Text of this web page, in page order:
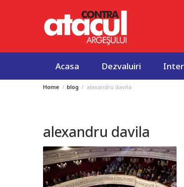
Acasa Dezvaluiri
Home blog alexandru davila
alexandru davila